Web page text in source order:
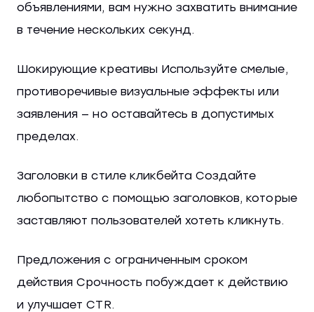
объявлениями, вам нужно захватить внимание
в течение нескольких секунд.
Шокирующие креативы Используйте смелые,
противоречивые визуальные эффекты или
заявления — но оставайтесь в допустимых
пределах.
Заголовки в стиле кликбейта Создайте
любопытство с помощью заголовков, которые
заставляют пользователей хотеть кликнуть.
Предложения с ограниченным сроком
действия Срочность побуждает к действию
и улучшает CTR.